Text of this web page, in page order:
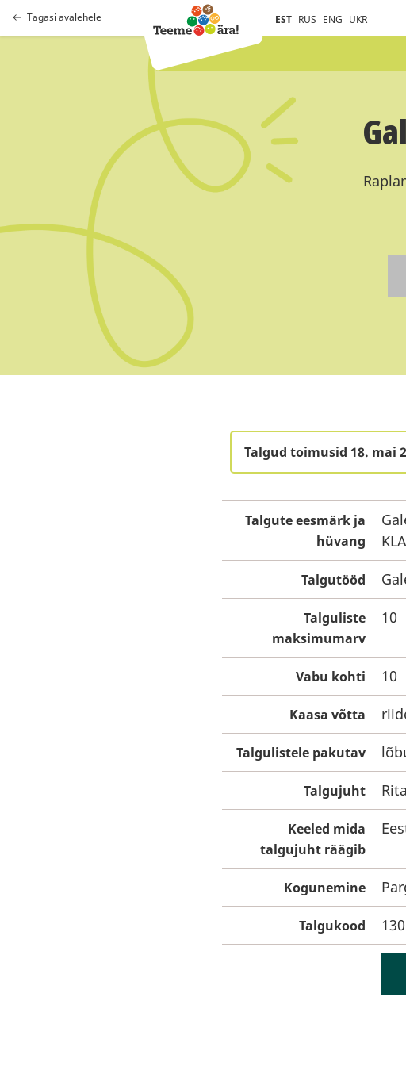
Tagasi avalehele EST RUS ENG UKR
Talgud toimusid 18. mai
Talgute eesmärk ja
hüvang
Talgutööd
Talguliste
maksimumarv
10
Vabu kohti 10
Kaasa võtta
Talgulistele pakutav
Talgujuht
Keeled mida
talgujuht räägib
Kogunemine
Talgukood